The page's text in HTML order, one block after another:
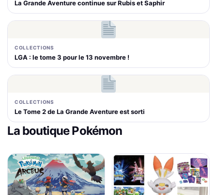
La Grande Aventure continue sur Rubis et Saphir
COLLECTIONS
LGA : le tome 3 pour le 13 novembre !
COLLECTIONS
Le Tome 2 de La Grande Aventure est sorti
La boutique Pokémon